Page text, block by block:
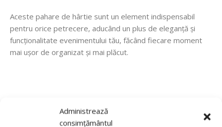
Administrează
consimțământul
Aceste pahare de hârtie sunt un element indispensabil
pentru orice petrecere, aducând un plus de eleganță și
funcționalitate evenimentului tău, făcând fiecare moment
mai ușor de organizat și mai plăcut.